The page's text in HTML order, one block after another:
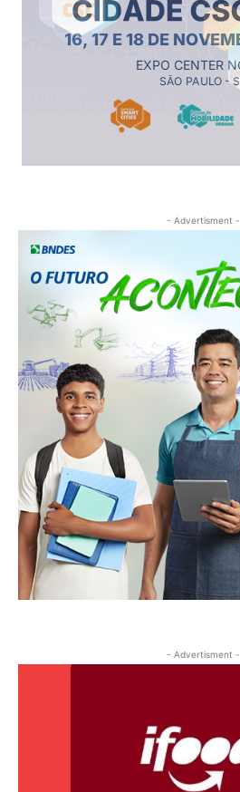
- Advertisment -
- Advertisment -